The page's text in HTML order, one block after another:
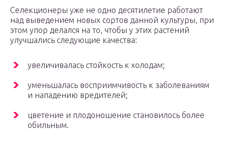
Селекционеры уже не одно десятилетие работают
над выведением новых сортов данной культуры, при
этом упор делался на то, чтобы у этих растений
улучшались следующие качества:
увеличивалась стойкость к холодам;
уменьшалась восприимчивость к заболеваниям
и нападению вредителей;
цветение и плодоношение становилось более
обильным.